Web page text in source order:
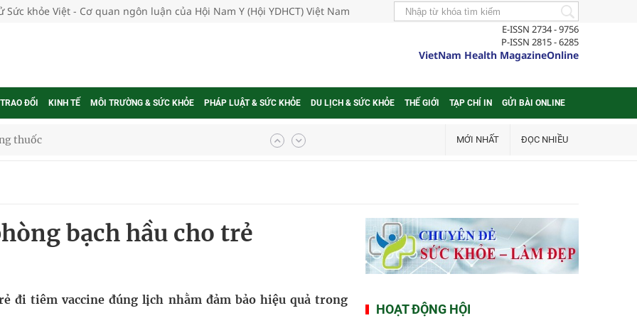
Sức khỏe Việt - Cơ quan ngôn luận của Hội Nam Y (Hội YDHCT) Việt Nam
E-ISSN 2734 - 9756
P-ISSN 2815 - 6285
VietNam Health MagazineOnline
ĐỔI KINH TẾ MÔI TRƯỜNG & SỨC KHỎE PHÁP LUẬT & SỨC KHỎE DU LỊCH & SỨC KHỎE THẾ GIỚI TẠP CHÍ IN GỬI BÀI ONLINE
cực hiệu quả
gia
MỚI NHẤT ĐỌC NHIỀU
bạch hầu cho trẻ
đi tiêm vaccine đúng lịch nhằm đảm bảo hiệu quả trong
HOẠT ĐỘNG HỘI